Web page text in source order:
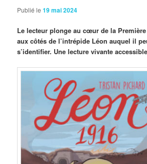
Publié le19 mai 2024
Le lecteur plonge au cœur de la
aux côtés de l’intrépide Léon auquel il
s’identifier. Une lecture vivante